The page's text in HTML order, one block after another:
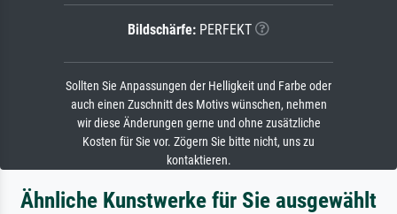
Bildschärfe: PERFEKT
Sollten Sie Anpassungen der Helligkeit und Farbe oder
auch einen Zuschnitt des Motivs wünschen, nehmen
wir diese Änderungen gerne und ohne zusätzliche
Kosten für Sie vor. Zögern Sie bitte nicht, uns zu
kontaktieren.
Ähnliche Kunstwerke für Sie ausgewählt